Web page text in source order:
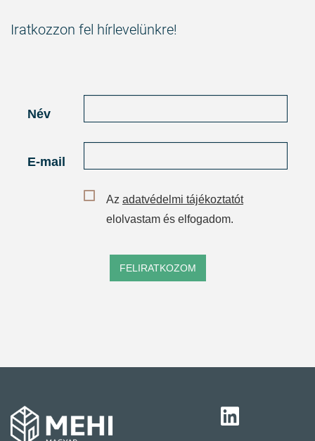
Iratkozzon fel hírlevelünkre!
Név
E-mail
Az adatvédelmi tájékoztatót
elolvastam és elfogadom.
FELIRATKOZOM